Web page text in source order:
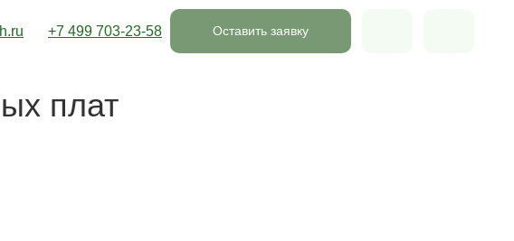
+7 499 703-23-58 Оставить заявку
плат